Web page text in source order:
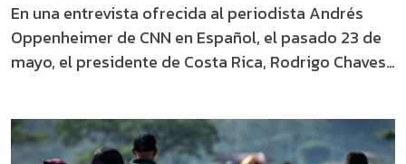
En una entrevista ofrecida al periodista Andrés
Oppenheimer de CNN en Español, el pasado 23 de
mayo, el presidente de Costa Rica, Rodrigo Chaves,
migrantes. Recalcó que lo han “hecho de corazón,
hemos sido un país abierto, el …